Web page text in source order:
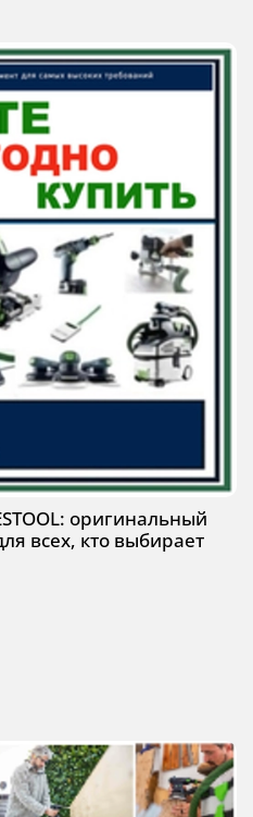
оригинальный
всех, кто выбирает